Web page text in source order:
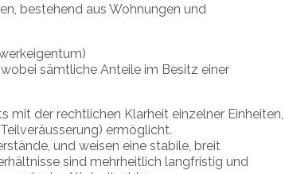
bestehend aus Wohnungen und
sämtliche Anteile im Besitz einer
mit der rechtlichen Klarheit einzelner Einheiten,
ermöglicht.
und weisen eine stabile, breit
sind mehrheitlich langfristig und